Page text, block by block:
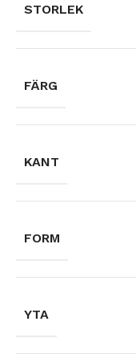
STORLEK
FÄRG
KANT
FORM
YTA